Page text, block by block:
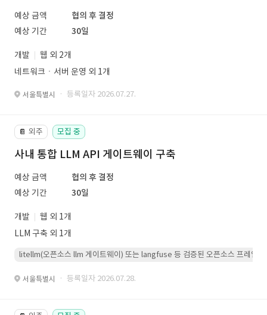
예상 금액
협의 후 결정
예상 기간
30일
개발
웹 외 2개
네트워크ㆍ서버 운영 외 1개
서울특별시 · 등록일자 2026.07.27.
📔 외주 모집 중
사내 통합 LLM API 게이트웨이 구축
예상 금액
협의 후 결정
예상 기간
30일
개발
웹 외 1개
LLM 구축 외 1개
litellm(오픈소스 llm 게이트웨이) 또는 langfuse 등 검증된 오픈소스 프레임워
서울특별시 · 등록일자 2026.07.28.